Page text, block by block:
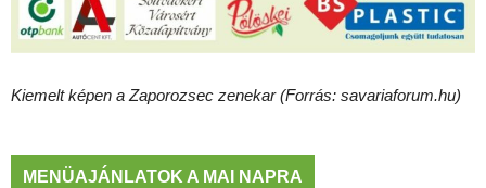
Kiemelt képen a Zaporozsec zenekar (Forrás: savariaforum.hu)
MENÜAJÁNLATOK A MAI NAPRA